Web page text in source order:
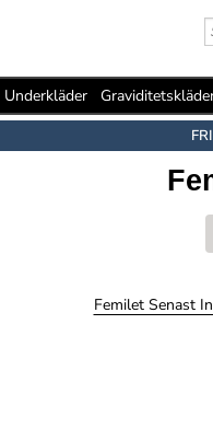
Underkläder
Femilet Senast